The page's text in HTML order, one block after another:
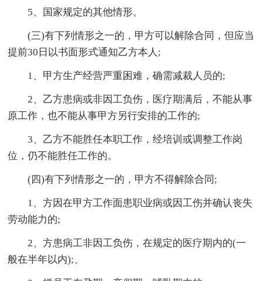
5、国家规定的其他情形。
(三)有下列情形之一的，甲方可以解除合同，但应当
提前30日以书面形式通知乙方本人;
1、甲方生产经营严重困难，确需减裁人员的;
2、乙方患病或非因工负伤，医疗期满后，不能从事
原工作，也不能从事甲方另行安排的工作的;
3、乙方不能胜任本职工作，经培训或调整工作岗
位，仍不能胜任工作的。
(四)有下列情形之一的，甲方不得解除合同;
1、方因在甲方工作面患职业病或因工伤并确认丧失
劳动能力的;
2、方患病工非因工负伤，在规定的医疗期内的(一
般在半年以内);、